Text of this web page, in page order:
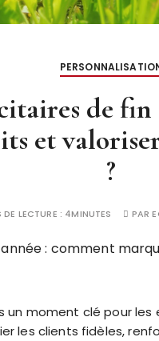
de fin
et
?
DE LECTURE : 4MINUTES PAR
un moment clé pour les
les clients fidèles,